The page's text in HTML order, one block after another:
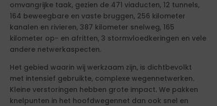
omvangrijke taak, gezien de 471 viaducten, 12 tunnels,
164 beweegbare en vaste bruggen, 256 kilometer
kanalen en rivieren, 387 kilometer snelweg, 165
kilometer op- en afritten, 3 stormvloedkeringen en vele
andere netwerkaspecten.
Het gebied waarin wij werkzaam zijn, is dichtbevolkt
met intensief gebruikte, complexe wegennetwerken.
Kleine verstoringen hebben grote impact. We pakken
knelpunten in het hoofdwegennet dan ook snel en